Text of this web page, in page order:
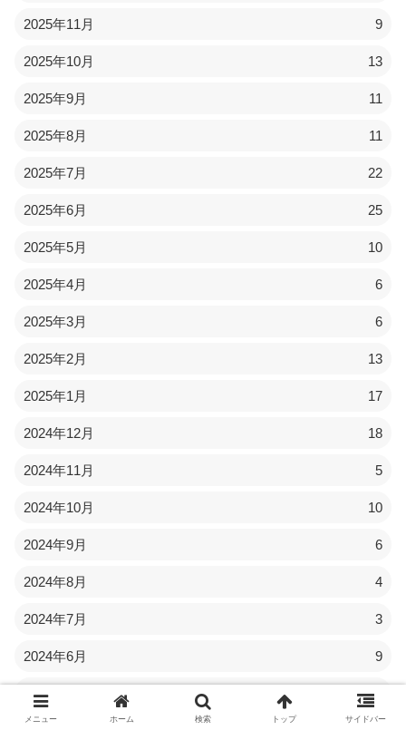
2025年11月 9
2025年10月 13
2025年9月 11
2025年8月 11
2025年7月 22
2025年6月 25
2025年5月 10
2025年4月 6
2025年3月 6
2025年2月 13
2025年1月 17
2024年12月 18
2024年11月 5
2024年10月 10
2024年9月 6
2024年8月 4
2024年7月 3
2024年6月 9
2024年5月
メニュー ホーム 検索 トップ サイドバー